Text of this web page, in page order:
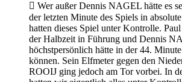
 Wer außer Dennis NAGEL hätte es
der letzten Minute des Spiels in
hatten dieses Spiel unter Kontrolle.
der Halbzeit in Führung und Dennis
höchstpersönlich hätte in der 44.
können. Sein Elfmeter gegen den
ROOIJ ging jedoch am Tor vorbei. In